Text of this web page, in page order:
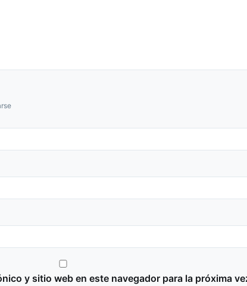
y sitio web en este navegador para la próxima